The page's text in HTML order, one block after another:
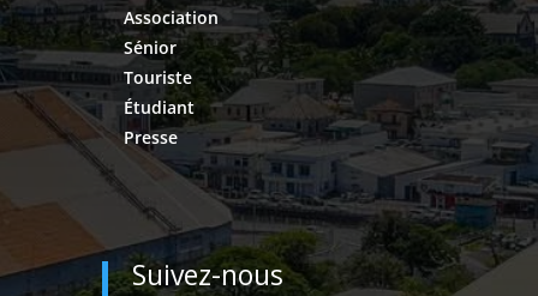
Association
Sénior
Touriste
Étudiant
Presse
Suivez-nous